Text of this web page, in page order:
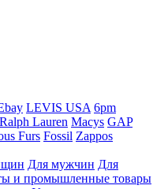
LEVIS USA 6pm
Ralph Lauren Macys GAP
Furs Fossil Zappos
Для мужчин Для
и промышленные товары